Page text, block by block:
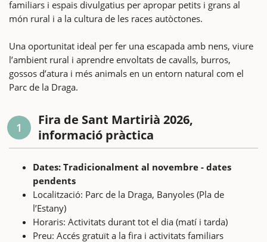
familiars i espais divulgatius per apropar petits i grans al
món rural i a la cultura de les races autòctones.
Una oportunitat ideal per fer una escapada amb nens, viure
l’ambient rural i aprendre envoltats de cavalls, burros,
gossos d’atura i més animals en un entorn natural com el
Parc de la Draga.
1
Fira de Sant Martirià 2026,
informació pràctica
Dates: Tradicionalment al novembre - dates
pendents
Localització: Parc de la Draga, Banyoles (Pla de
l’Estany)
Horaris: Activitats durant tot el dia (matí i tarda)
Preu: Accés gratuït a la fira i activitats familiars